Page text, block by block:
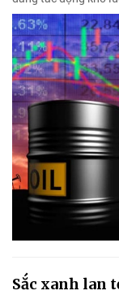
Sắc xanh lan